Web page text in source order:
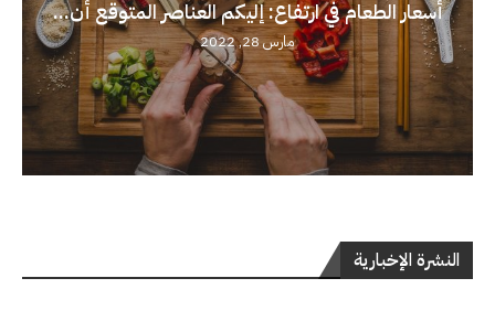
أسعار الطعام في ارتفاع: إليكم العناصر المتوقع أن...
مارس 28, 2022
النشرة الإخبارية